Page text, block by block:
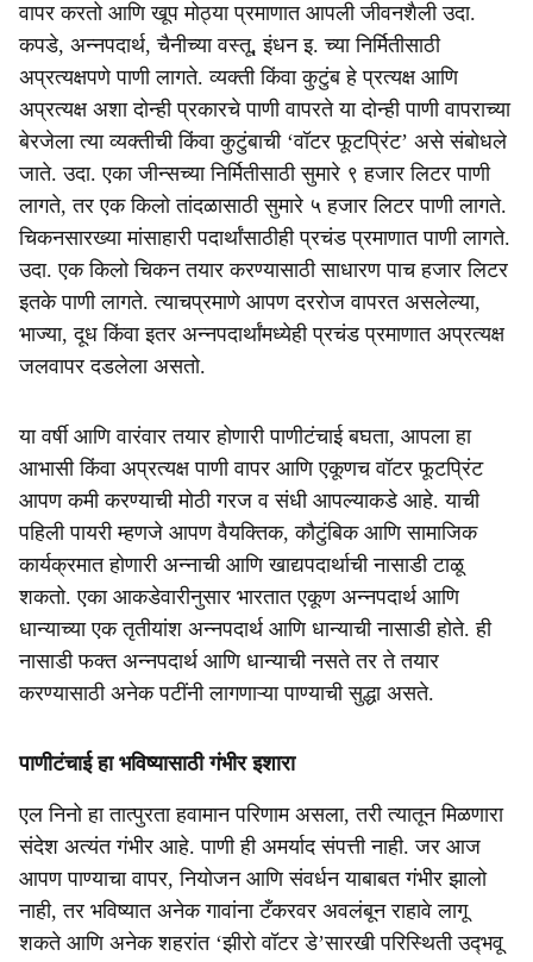
वापर करतो आणि खूप मोठ्या प्रमाणात आपली जीवनशैली उदा.
कपडे, अन्नपदार्थ, चैनीच्या वस्तू, इंधन इ. च्या निर्मितीसाठी
अप्रत्यक्षपणे पाणी लागते. व्यक्ती किंवा कुटुंब हे प्रत्यक्ष आणि
अप्रत्यक्ष अशा दोन्ही प्रकारचे पाणी वापरते या दोन्ही पाणी वापराच्या
बेरजेला त्या व्यक्तीची किंवा कुटुंबाची ‘वॉटर फूटप्रिंट’ असे संबोधले
जाते. उदा. एका जीन्सच्या निर्मितीसाठी सुमारे ९ हजार लिटर पाणी
लागते, तर एक किलो तांदळासाठी सुमारे ५ हजार लिटर पाणी लागते.
चिकनसारख्या मांसाहारी पदार्थांसाठीही प्रचंड प्रमाणात पाणी लागते.
उदा. एक किलो चिकन तयार करण्यासाठी साधारण पाच हजार लिटर
इतके पाणी लागते. त्याचप्रमाणे आपण दररोज वापरत असलेल्या,
भाज्या, दूध किंवा इतर अन्नपदार्थांमध्येही प्रचंड प्रमाणात अप्रत्यक्ष
जलवापर दडलेला असतो.
या वर्षी आणि वारंवार तयार होणारी पाणीटंचाई बघता, आपला हा
आभासी किंवा अप्रत्यक्ष पाणी वापर आणि एकूणच वॉटर फूटप्रिंट
आपण कमी करण्याची मोठी गरज व संधी आपल्याकडे आहे. याची
पहिली पायरी म्हणजे आपण वैयक्तिक, कौटुंबिक आणि सामाजिक
कार्यक्रमात होणारी अन्नाची आणि खाद्यपदार्थाची नासाडी टाळू
शकतो. एका आकडेवारीनुसार भारतात एकूण अन्नपदार्थ आणि
धान्याच्या एक तृतीयांश अन्नपदार्थ आणि धान्याची नासाडी होते. ही
नासाडी फक्त अन्नपदार्थ आणि धान्याची नसते तर ते तयार
करण्यासाठी अनेक पटींनी लागणाऱ्या पाण्याची सुद्धा असते.
पाणीटंचाई हा भविष्यासाठी गंभीर इशारा
एल निनो हा तात्पुरता हवामान परिणाम असला, तरी त्यातून मिळणारा
संदेश अत्यंत गंभीर आहे. पाणी ही अमर्याद संपत्ती नाही. जर आज
आपण पाण्याचा वापर, नियोजन आणि संवर्धन याबाबत गंभीर झालो
नाही, तर भविष्यात अनेक गावांना टँकरवर अवलंबून राहावे लागू
शकते आणि अनेक शहरांत ‘झीरो वॉटर डे’सारखी परिस्थिती उद्‍भवू